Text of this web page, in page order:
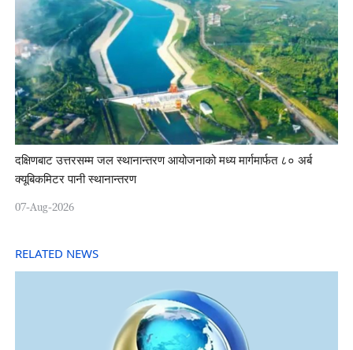
दक्षिणबाट उत्तरसम्म जल स्थानान्तरण आयोजनाको मध्य मार्गमार्फत ८० अर्ब
क्यूबिकमिटर पानी स्थानान्तरण
07-Aug-2026
RELATED NEWS